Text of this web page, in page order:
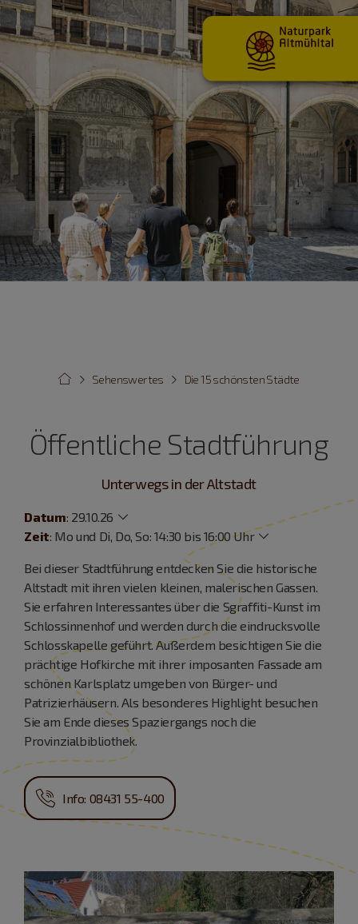
Die 15 schönsten Städte
Sehenswertes
Öffentliche Stadtführung
Unterwegs in der Altstadt
Datum: 29.10.26
Zeit: Mo und Di, Do, So: 14:30 bis 16:00 Uhr
Bei dieser Stadtführung entdecken Sie die historische
Altstadt mit ihren vielen kleinen, malerischen Gassen.
Sie erfahren Interessantes über die Sgraffiti-Kunst im
Schlossinnenhof und werden durch die eindrucksvolle
Schlosskapelle geführt. Außerdem besichtigen Sie die
prächtige Hofkirche mit ihrer imposanten Fassade am
schönen Karlsplatz umgeben von Bürger- und
Patrizierhäusern. Als besonderes Highlight besuchen
Sie am Ende dieses Spaziergangs noch die
Provinzialbibliothek.
Info: 08431 55-400